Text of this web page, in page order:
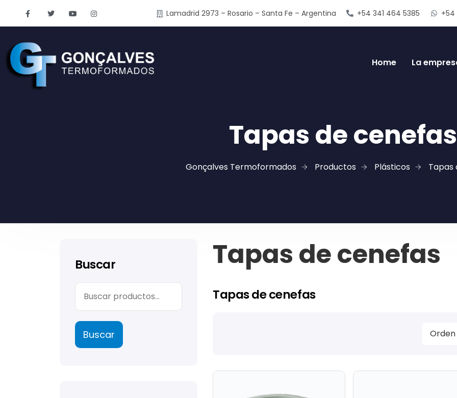
Lamadrid 2973 – Rosario – Santa Fe – Argentina +54 341 464 5385 +54
Home La
Tapas de cenefas
Gonçalves Termoformados Productos Plásticos Tapas
Tapas de cenefas
Tapas de cenefas
Buscar
Buscar